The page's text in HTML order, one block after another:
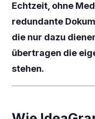
Echtzeit, ohne
redundante
die nur dazu
übertragen die
stehen.